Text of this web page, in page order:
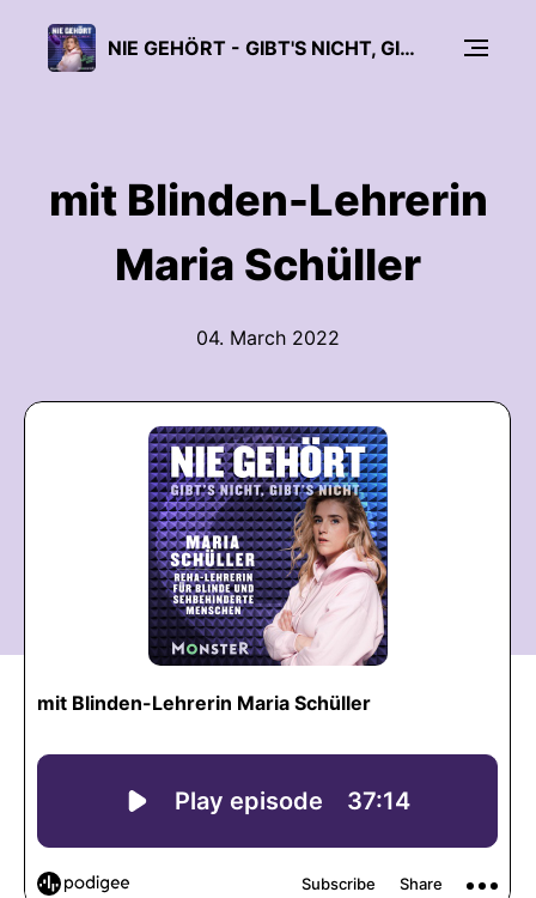
NIE GEHÖRT - GIBT'S NICHT, GIBT'S NICHT
mit Blinden-Lehrerin
Maria Schüller
04. March 2022